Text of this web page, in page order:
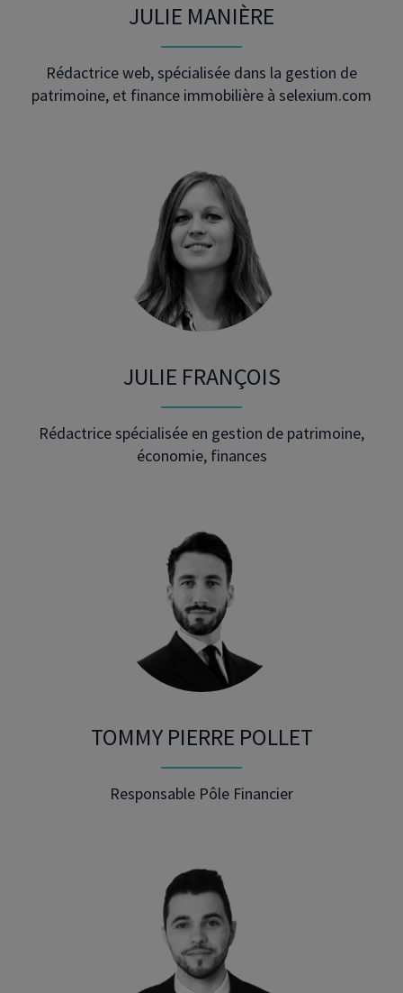
JULIE MANIÈRE
Rédactrice web, spécialisée dans la gestion de
patrimoine, et finance immobilière à selexium.com
JULIE FRANÇOIS
Rédactrice spécialisée en gestion de patrimoine,
économie, finances
TOMMY PIERRE POLLET
Responsable Pôle Financier